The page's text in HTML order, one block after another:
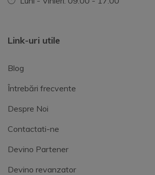
Link-uri utile
Blog
Întrebări frecvente
Despre Noi
Contactati-ne
Devino Partener
Devino revanzator